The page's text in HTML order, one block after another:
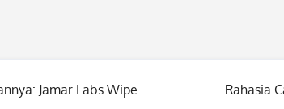
Jamar Labs Wipe Rahasia